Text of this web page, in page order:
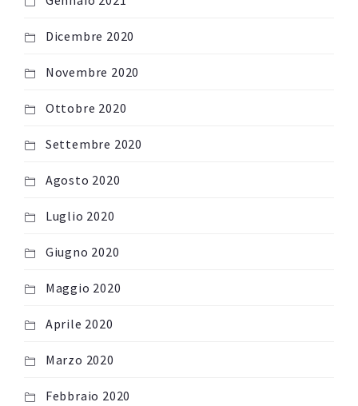
Dicembre 2020
Novembre 2020
Ottobre 2020
Settembre 2020
Agosto 2020
Luglio 2020
Giugno 2020
Maggio 2020
Aprile 2020
Marzo 2020
Febbraio 2020